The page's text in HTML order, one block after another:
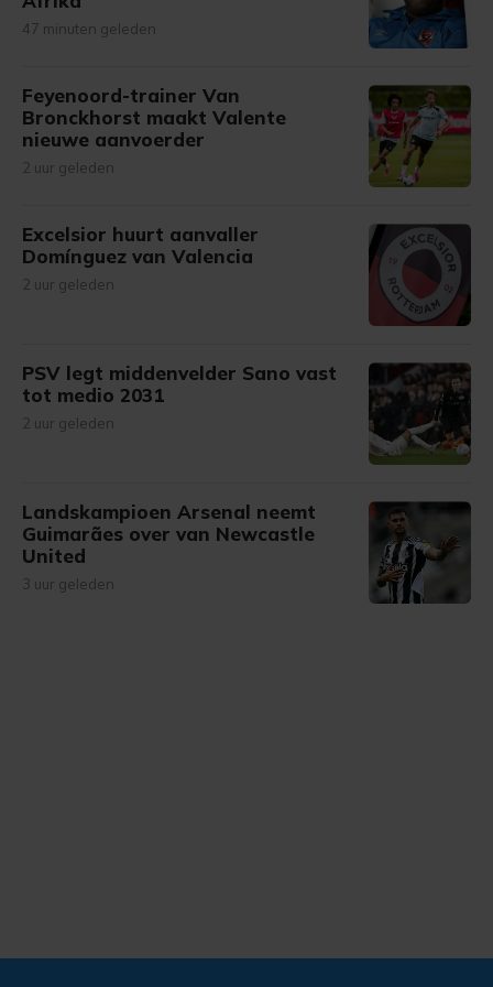
47 minuten geleden
Feyenoord-trainer Van
Bronckhorst maakt Valente
nieuwe aanvoerder
2 uur geleden
Excelsior huurt aanvaller
Domínguez van Valencia
2 uur geleden
PSV legt middenvelder Sano vast
tot medio 2031
2 uur geleden
Landskampioen Arsenal neemt
Guimarães over van Newcastle
United
3 uur geleden